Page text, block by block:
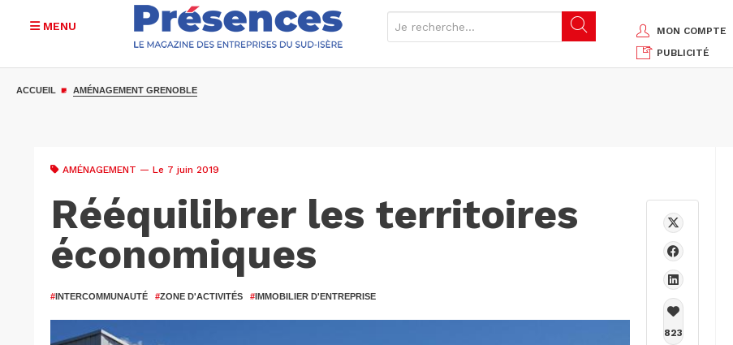
MENU
MON COMPTE
PUBLICITÉ
ACCUEIL AMÉNAGEMENT GRENOBLE
AMÉNAGEMENT — Le 7 juin 2019
Rééquilibrer les territoires
économiques
#INTERCOMMUNAUTÉ #ZONE D'ACTIVITÉS #IMMOBILIER D'ENTREPRISE
823